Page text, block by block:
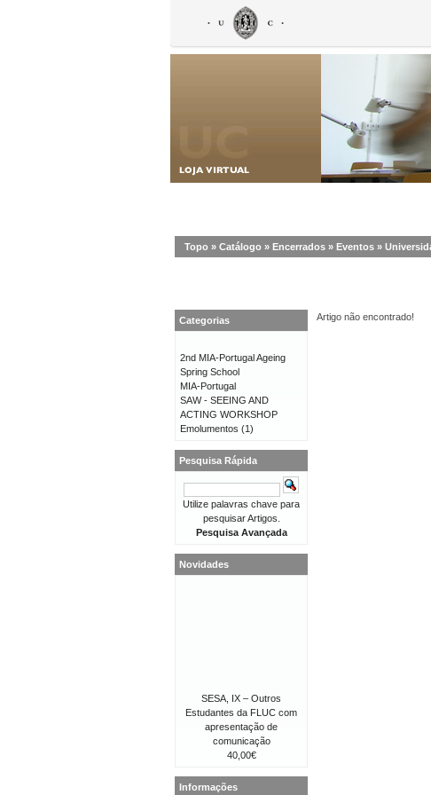
Topo » Catálogo » Encerrados » Eventos »
Artigo não encontrado!
Categorias
2nd MIA-Portugal Ageing
Spring School
MIA-Portugal
SAW - SEEING AND
ACTING WORKSHOP
Emolumentos (1)
Pesquisa Rápida
Utilize palavras chave para
pesquisar Artigos.
Pesquisa Avançada
Novidades
SESA, IX – Outros
Estudantes da FLUC com
apresentação de
comunicação
40,00€
Informações